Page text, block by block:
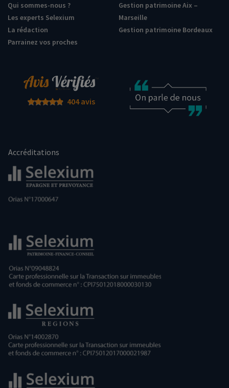
Qui sommes-nous ?
Les experts Selexium
La rédaction
Parrainez vos proches
Gestion patrimoine Aix –
Marseille
Gestion patrimoine Bordeaux
404 avis
Accréditations